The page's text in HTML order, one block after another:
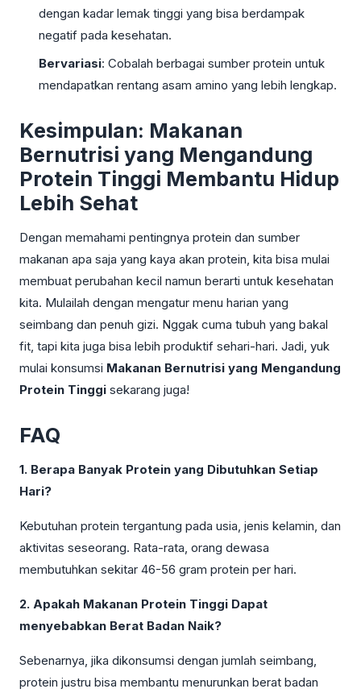
dengan kadar lemak tinggi yang bisa berdampak
negatif pada kesehatan.
Bervariasi: Cobalah berbagai sumber protein untuk
mendapatkan rentang asam amino yang lebih lengkap.
Kesimpulan: Makanan
Bernutrisi yang Mengandung
Protein Tinggi Membantu Hidup
Lebih Sehat
Dengan memahami pentingnya protein dan sumber
makanan apa saja yang kaya akan protein, kita bisa mulai
membuat perubahan kecil namun berarti untuk kesehatan
kita. Mulailah dengan mengatur menu harian yang
seimbang dan penuh gizi. Nggak cuma tubuh yang bakal
fit, tapi kita juga bisa lebih produktif sehari-hari. Jadi, yuk
mulai konsumsi Makanan Bernutrisi yang Mengandung
Protein Tinggi sekarang juga!
FAQ
1. Berapa Banyak Protein yang Dibutuhkan Setiap
Hari?
Kebutuhan protein tergantung pada usia, jenis kelamin, dan
aktivitas seseorang. Rata-rata, orang dewasa
membutuhkan sekitar 46-56 gram protein per hari.
2. Apakah Makanan Protein Tinggi Dapat
menyebabkan Berat Badan Naik?
Sebenarnya, jika dikonsumsi dengan jumlah seimbang,
protein justru bisa membantu menurunkan berat badan